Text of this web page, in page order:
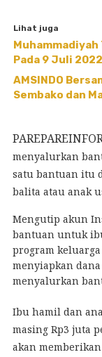
Lihat juga
Pada 9 Juli 2022
AMSINDO
Sembako dan
menyalurkan
satu bantuan itu
balita atau anak
Mengutip akun
bantuan untuk
program
menyiapkan
menyalurkan
Ibu hamil dan
masing Rp3 juta
akan